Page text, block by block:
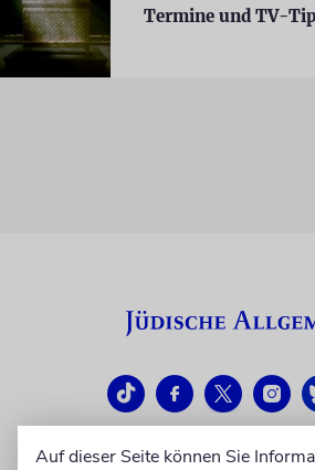
Termine und TV-
Auf dieser Seite können Sie